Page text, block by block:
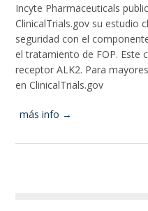
Incyte Pharmaceuticals
ClinicalTrials.gov su estudio
seguridad con el
el tratamiento de FOP. Este
receptor ALK2. Para
en ClinicalTrials.gov
más info →